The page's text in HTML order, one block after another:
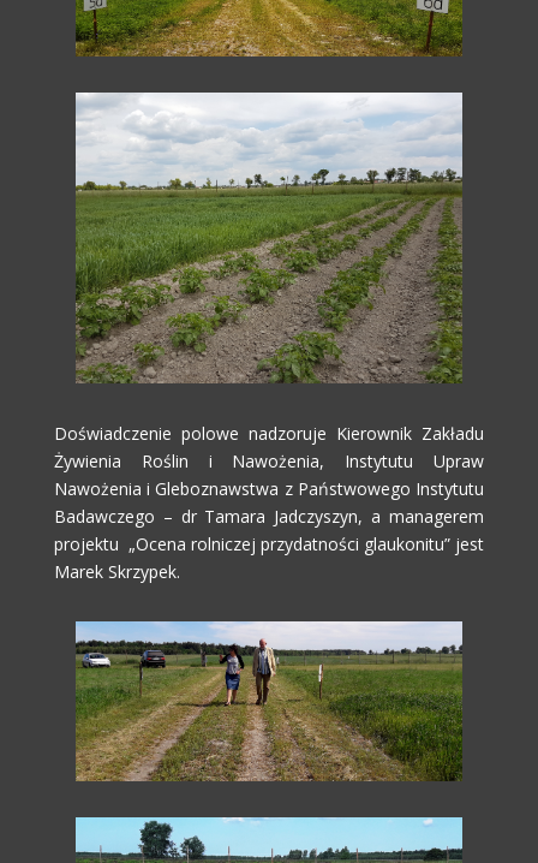
Doświadczenie polowe nadzoruje Kierownik Zakładu
Żywienia Roślin i Nawożenia, Instytutu Upraw
Nawożenia i Gleboznawstwa z Państwowego Instytutu
Badawczego – dr Tamara Jadczyszyn, a managerem
projektu „Ocena rolniczej przydatności glaukonitu” jest
Marek Skrzypek.